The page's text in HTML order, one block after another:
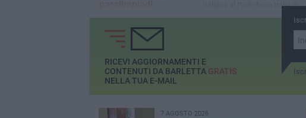
Una lezione di inclusione
presso l’ITET Cassandro
Fermi Nervi
italiana al Padiglione Italia di
Expo 2025
RICEVI AGGIORNAMENTI E
CONTENUTI DA BARLETTA GRATIS
NELLA TUA E-MAIL
7 AGOSTO 2026